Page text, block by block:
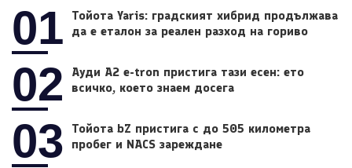
01
Тойота Yaris: градският хибрид продължава
да е еталон за реален разход на гориво
02
Ауди A2 e-tron пристига тази есен: ето
всичко, което знаем досега
03
Тойота bZ пристига с до 505 километра
пробег и NACS зареждане